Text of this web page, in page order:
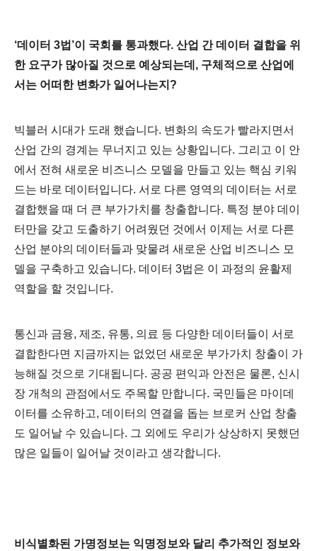
‘데이터 3법’이 국회를 통과했다. 산업 간 데이터 결합을 위
한 요구가 많아질 것으로 예상되는데, 구체적으로 산업에
서는 어떠한 변화가 일어나는지?
빅블러 시대가 도래 했습니다. 변화의 속도가 빨라지면서
산업 간의 경계는 무너지고 있는 상황입니다. 그리고 이 안
에서 전혀 새로운 비즈니스 모델을 만들고 있는 핵심 키워
드는 바로 데이터입니다. 서로 다른 영역의 데이터는 서로
결합했을 때 더 큰 부가가치를 창출합니다. 특정 분야 데이
터만을 갖고 도출하기 어려웠던 것에서 이제는 서로 다른
산업 분야의 데이터들과 맞물려 새로운 산업 비즈니스 모
델을 구축하고 있습니다. 데이터 3법은 이 과정의 윤활제
역할을 할 것입니다.
통신과 금융, 제조, 유통, 의료 등 다양한 데이터들이 서로
결합한다면 지금까지는 없었던 새로운 부가가치 창출이 가
능해질 것으로 기대됩니다. 공공 편익과 안전은 물론, 신시
장 개척의 관점에서도 주목할 만합니다. 국민들은 마이데
이터를 소유하고, 데이터의 연결을 돕는 브로커 산업 창출
도 일어날 수 있습니다. 그 외에도 우리가 상상하지 못했던
많은 일들이 일어날 것이라고 생각합니다.
비식별화된 가명정보는 익명정보와 달리 추가적인 정보와